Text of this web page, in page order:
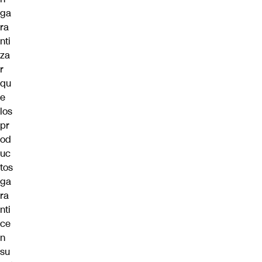
ga
ra
nti
za
r
qu
e
los
pr
od
uc
tos
ga
ra
nti
ce
n
su